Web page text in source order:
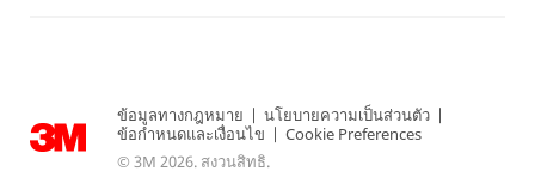
ข้อมูลทางกฎหมาย | นโยบายความเป็นส่วนตัว |
ข้อกำหนดและเงื่อนไข | Cookie Preferences
© 3M 2026. สงวนสิทธิ.